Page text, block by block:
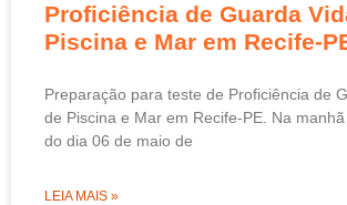
Proficiência de Guarda
Piscina e Mar em Recife-
Preparação para teste de Proficiência de
de Piscina e Mar em Recife-PE. Na
do dia 06 de maio de
LEIA MAIS »